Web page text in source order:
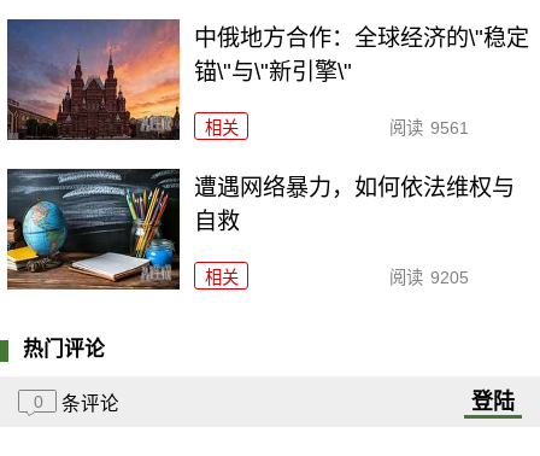
中俄地方合作：全球经济的\"稳定
锚\"与\"新引擎\"
相关 阅读 9561
遭遇网络暴力，如何依法维权与
自救
相关 阅读 9205
热门评论
0 条评论 登陆